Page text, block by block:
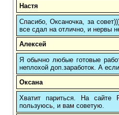
Настя
Спасибо, Оксаночка, за
все сдал на отлично, и нервы
Алексей
Я обычно любые готовые
неплохой доп.заработок. А
Оксана
Хватит париться. На
пользуюсь, и вам советую.